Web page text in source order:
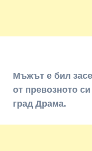
Мъжът е бил
от превозното си
град Драма.